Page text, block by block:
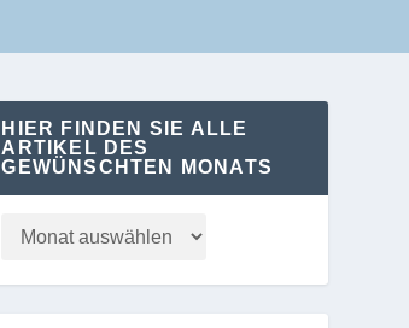
HIER FINDEN SIE ALLE
ARTIKEL DES
GEWÜNSCHTEN MONATS